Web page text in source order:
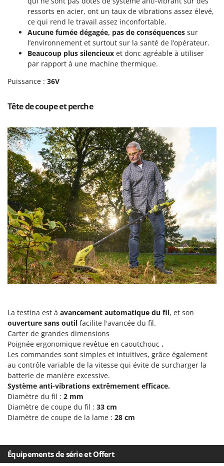
Pressoirs à Raisin
Pulvérisateurs
Pulvérisateurs portés
Rafraîchisseurs d'air par évaporation
Rampes de chargement en aluminium
Râteaux pour tracteur
Remplisseuses
Robots nettoyeurs de piscine
Robots Tondeuses
Rogneuses de souches
Rouleaux pour tracteur
S
Scies à os
Scies à Ruban
Scies alternatives à batterie
Scies de jardin télescopiques
Sécateurs électriques à batterie
Semoirs et Épandeurs d'engrais
Socs pour tracteur
Souffleurs aspirateurs pour Feuilles
Soufreuses - Poudreuses à dos
Soufreuses - Poudreuses pour tracteur
T
Taille-haies
Taille-haies à bras pour tracteur
Tondeuses à Gazon
Greenworks
GRIFO
GVS
GYS
H
Hailo
Helvi
HiKOKI
Honda
I
Idromatic
Il-Tec
Imperia
Infaco
Intec
Intex
Italyco
ITM
J JOLLY ITALIA
K
KAAZ
Karcher
Kasco
Kemper
Keter
KitchenAid
L
Laica
ressorts en acier, ont un taux de vibrations assez élevé,
ce qui rend le travail assez inconfortable.
Aucune fumée dégagée, pas de conséquences sur
l’environnement et surtout sur la santé de l’opérateur.
Beaucoup plus silencieux et donc agréable à utiliser
par rapport à une machine thermique.
Puissance : 36V
Tête de coupe et perche
La testina est à avancement automatique du fil, et son
ouverture sans outil facilite l'avancée du fil.
Carter de grandes dimensions
Poignée ergonomique revêtue en caoutchouc .
Les commandes sont simples et intuitives, grâce également
au contrôle variable de la vitesse qui évite de surcharger la
batterie de manière excessive.
Système anti-vibrations extrêmement efficace.
Diamètre du fil : 2 mm
Diamètre de coupe du fil : 33 cm
Diamètre de coupe de la lame : 28 cm
Équipements de série et Offert